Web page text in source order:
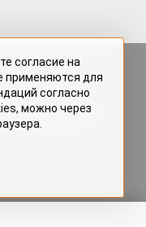
на портале
авторами
права. Полное или
на портале
согласия редакции
согласие на
применяются для
согласно
можно через